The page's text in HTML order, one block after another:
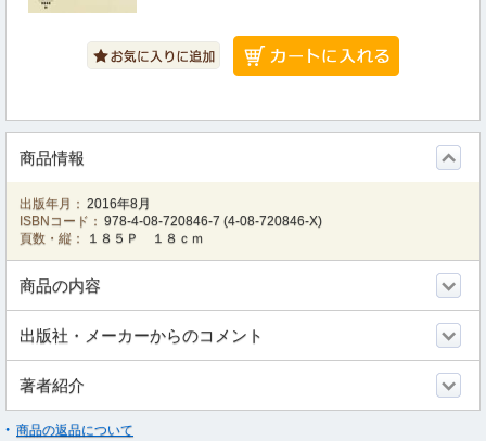
商品情報
出版年月： 2016年8月
ISBNコード： 978-4-08-720846-7 (4-08-720846-X)
頁数・縦：
１８５Ｐ １８ｃｍ
商品の内容
出版社・メーカーからのコメント
著者紹介
商品の返品について